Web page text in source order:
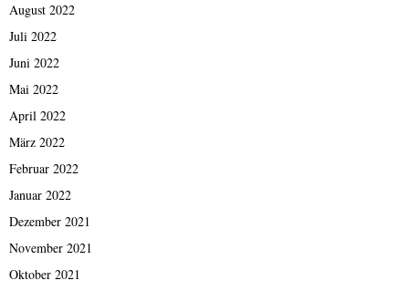
August 2022
Juli 2022
Juni 2022
Mai 2022
April 2022
März 2022
Februar 2022
Januar 2022
Dezember 2021
November 2021
Oktober 2021